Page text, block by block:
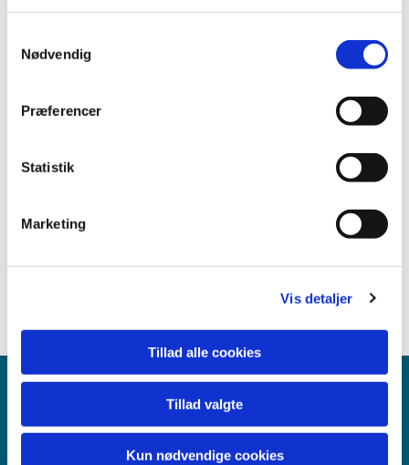
Nødvendig
Præferencer
Statistik
Marketing
Vis detaljer
Tillad alle cookies
Tillad valgte
Kun nødvendige cookies